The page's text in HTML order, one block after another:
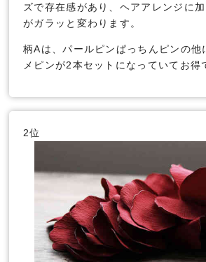
ズで存在感があり、ヘアアレンジに
がガラッと変わります。
柄Aは、パールピンぱっちんピンの他
メピンが2本セットになっていてお得
2位